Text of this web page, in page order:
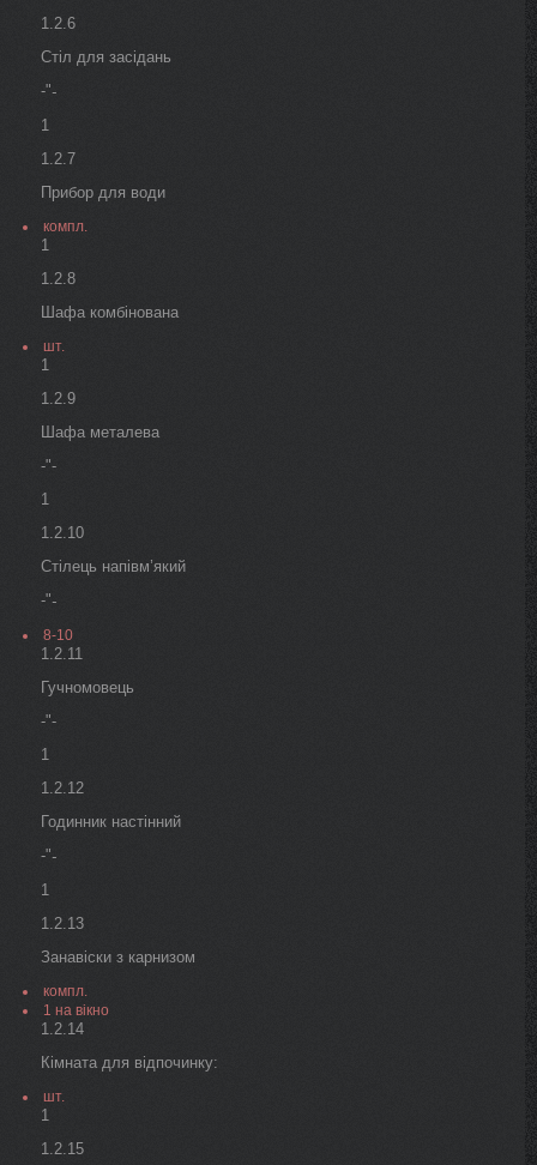
1.2.6
Стіл для засідань
-"-
1
1.2.7
Прибор для води
компл.
1
1.2.8
Шафа комбінована
шт.
1
1.2.9
Шафа металева
-"-
1
1.2.10
Стілець напівм’який
-"-
8-10
1.2.11
Гучномовець
-"-
1
1.2.12
Годинник настінний
-"-
1
1.2.13
Занавіски з карнизом
компл.
1 на вікно
1.2.14
Кімната для відпочинку:
шт.
1
1.2.15